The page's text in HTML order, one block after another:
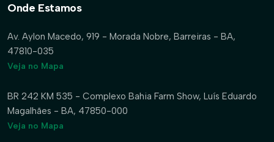
Onde Estamos
Av. Aylon Macedo, 919 - Morada Nobre, Barreiras - BA,
47810-035
Veja no Mapa
BR 242 KM 535 - Complexo Bahia Farm Show, Luís Eduardo
Magalhães - BA, 47850-000
Veja no Mapa